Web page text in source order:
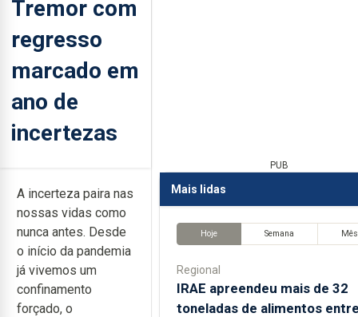
Tremor com
regresso
marcado em
ano de
incertezas
A incerteza paira nas
nossas vidas como
nunca antes. Desde
o início da pandemia
já vivemos um
confinamento
forçado, o
PUB
Mais lidas
Hoje Semana Mês
Regional
IRAE apreendeu mais de 32
toneladas de alimentos